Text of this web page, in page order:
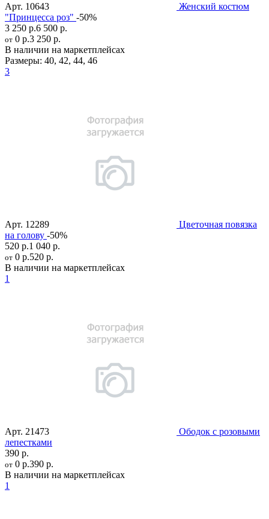
Арт. 10643
Женский костюм
"Принцесса роз" -50%
3 250 р.6 500 р.
от 0 р.3 250 р.
В наличии на маркетплейсах
Размеры: 40, 42, 44, 46
3
Арт. 12289
Цветочная повязка
на голову -50%
520 р.1 040 р.
от 0 р.520 р.
В наличии на маркетплейсах
1
Арт. 21473
Ободок с розовыми
лепестками
390 р.
от 0 р.390 р.
В наличии на маркетплейсах
1